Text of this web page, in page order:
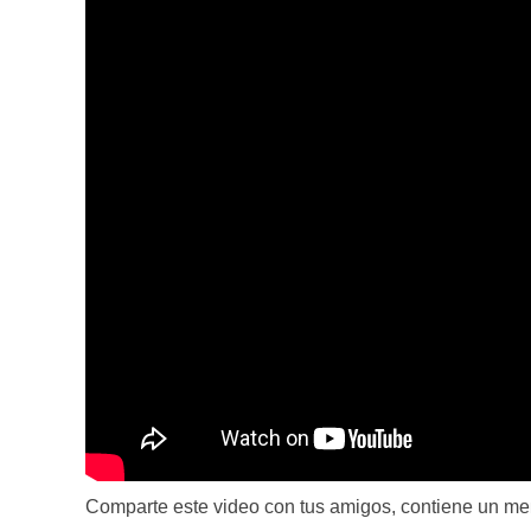
Comparte este video con tus amigos, contiene un